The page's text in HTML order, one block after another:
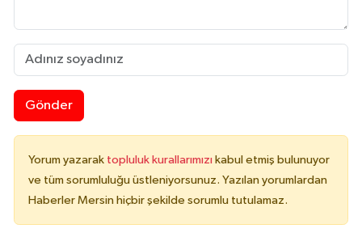
Gönder
Yorum yazarak topluluk kurallarımızı kabul etmiş bulunuyor
ve tüm sorumluluğu üstleniyorsunuz. Yazılan yorumlardan
Haberler Mersin hiçbir şekilde sorumlu tutulamaz.